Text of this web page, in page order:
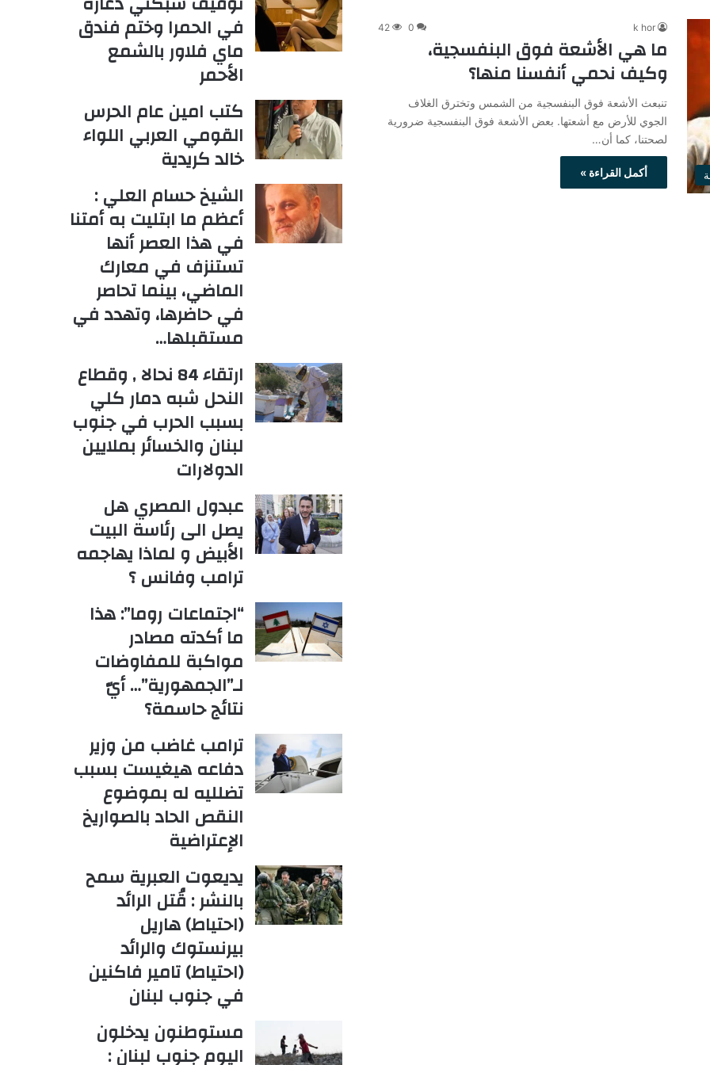
k hor
0
42
ما هي الأشعة فوق البنفسجية،
وكيف نحمي أنفسنا منها؟
تنبعث الأشعة فوق البنفسجية من الشمس وتخترق الغلاف
الجوي للأرض مع أشعتها. بعض الأشعة فوق البنفسجية ضرورية
لصحتنا، كما أن…
أكمل القراءة »
في الحمرا وختم فندق
ماي فلاور بالشمع
الأحمر
كتب امين عام الحرس
القومي العربي اللواء
خالد كريدية
الشيخ حسام العلي :
أعظم ما ابتليت به أمتنا
في هذا العصر أنها
تستنزف في معارك
الماضي، بينما تحاصر
في حاضرها، وتهدد في
مستقبلها…
ارتقاء 84 نحالا , وقطاع
النحل شبه دمار كلي
بسبب الحرب في جنوب
لبنان والخسائر بملايين
الدولارات
عبدول المصري هل
يصل الى رئاسة البيت
الأبيض و لماذا يهاجمه
ترامب وفانس ؟
“اجتماعات روما”: هذا
ما أكدته مصادر
مواكبة للمفاوضات
لـ”الجمهورية”… أيّ
نتائج حاسمة؟
ترامب غاضب من وزير
دفاعه هيغيست بسبب
تضلليه له بموضوع
النقص الحاد بالصواريخ
الإعتراضية
يديعوت العبرية سمح
بالنشر : قُتل الرائد
(احتياط) هاريل
بيرنستوك والرائد
(احتياط) تامير فاكنين
في جنوب لبنان
مستوطنون يدخلون
اليوم جنوب لبنان :